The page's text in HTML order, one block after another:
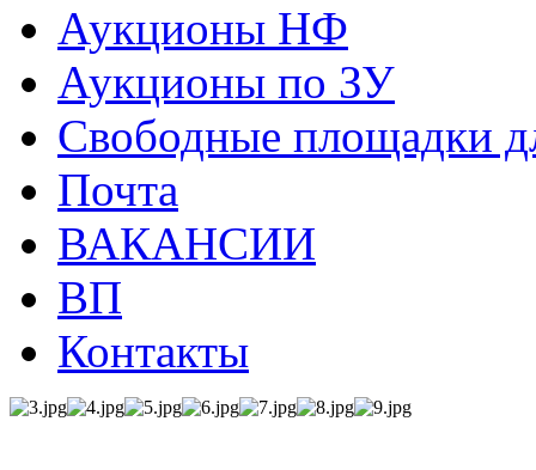
Аукционы НФ
Аукционы по ЗУ
Свободные площадки
Почта
ВАКАНСИИ
ВП
Контакты